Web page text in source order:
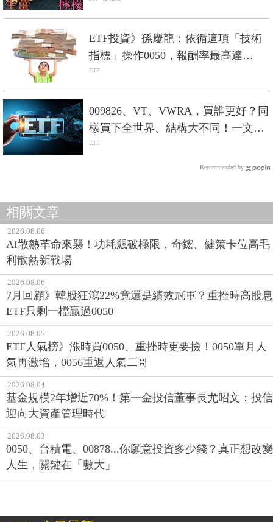
ETF投資》孫慶龍：依循這項「技術
指標」操作0050，報酬率最高達
40%！
ETF
009826、VT、VWRA，買誰更好？同
樣買下全世界、結構大不同！一文完
整剖析
ETF
Recommended by
相關文章
2026.08.06
AI散熱革命來襲！功耗飆破極限，奇鋐、健策卡位高毛
利散熱新戰場
2026.08.06
7月回顧》韓股狂瀉22%竟還是績效冠軍？重挫時高股息
ETF只剩一檔贏過0050
2026.08.05
ETF人氣榜》漲時買0050、重挫時更要撿！0050單月人
氣再激增，0056重返人氣二哥
2026.08.04
基金規模2年增近70%！第一金投信董事長尤昭文：投信
迎向大資產管理時代
2026.08.03
0050、台積電、00878...你願意投資多少錢？真正想改變
人生，關鍵在「數大」